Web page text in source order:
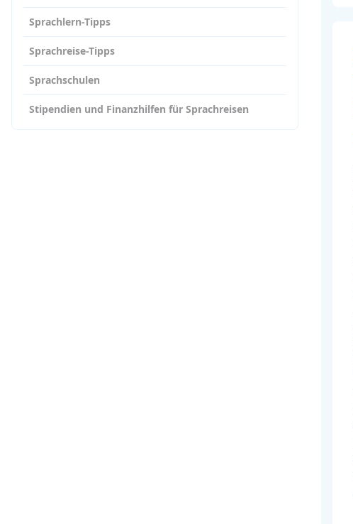
Sprachlern-Tipps
Sprachreise-Tipps
Sprachschulen
Stipendien und Finanzhilfen für Sprachreisen